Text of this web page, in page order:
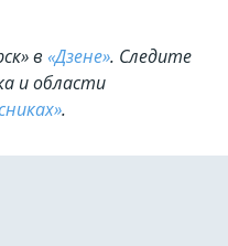
в «Дзене». Cледите
и области
.